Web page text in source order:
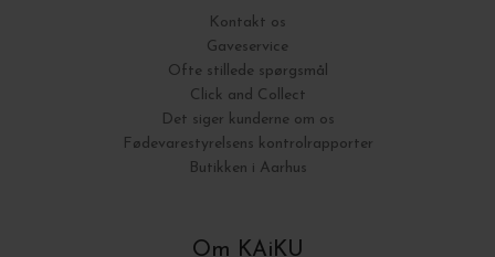
Kontakt os
Gaveservice
Ofte stillede spørgsmål
Click and Collect
Det siger kunderne om os
Fødevarestyrelsens kontrolrapporter
Butikken i Aarhus
Om KAiKU